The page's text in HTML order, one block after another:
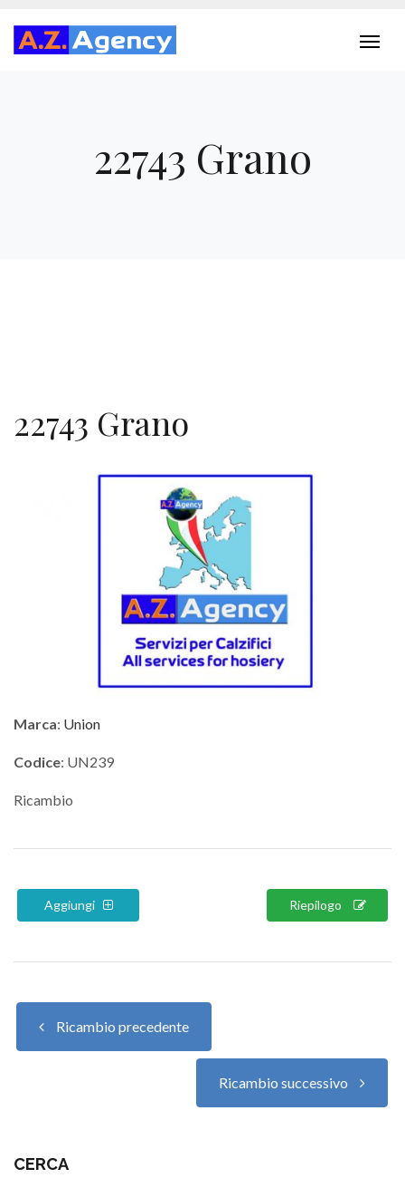
22743 Grano
22743 Grano
Marca: Union
Codice: UN239
Ricambio
Aggiungi Riepilogo
Ricambio precedente
Ricambio successivo
CERCA